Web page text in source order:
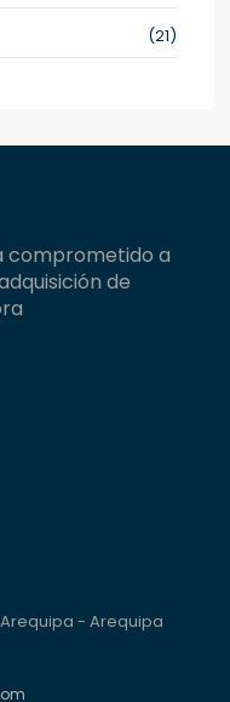
(21)
comprometido a
de
Arequipa - Arequipa